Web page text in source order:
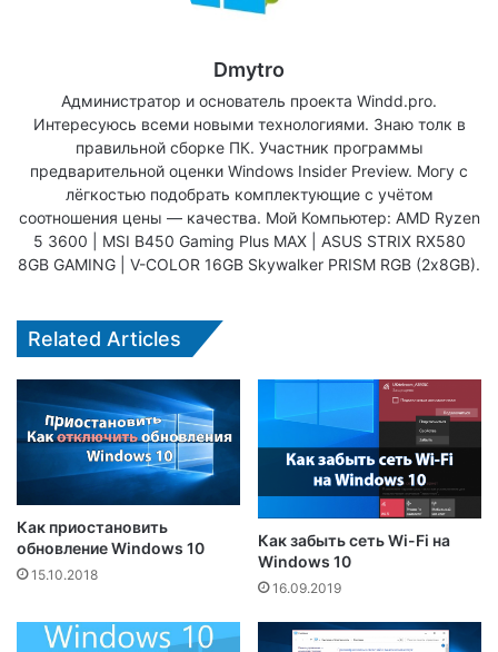
Dmytro
Администратор и основатель проекта Windd.pro.
Интересуюсь всеми новыми технологиями. Знаю толк в
правильной сборке ПК. Участник программы
предварительной оценки Windows Insider Preview. Могу с
лёгкостью подобрать комплектующие с учётом
соотношения цены — качества. Мой Компьютер: AMD Ryzen
5 3600 | MSI B450 Gaming Plus MAX | ASUS STRIX RX580
8GB GAMING | V-COLOR 16GB Skywalker PRISM RGB (2х8GB).
Related Articles
Как приостановить
обновление Windows 10
15.10.2018
Как забыть сеть Wi-Fi на
Windows 10
16.09.2019